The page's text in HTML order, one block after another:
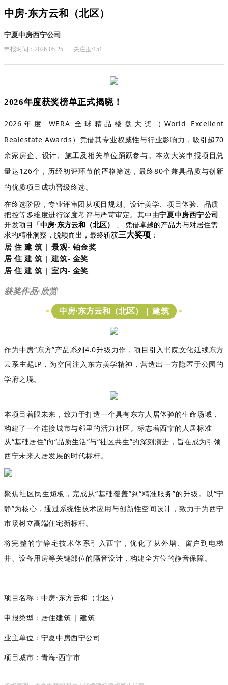
中房·东方云和（北区）
宁夏中房西宁公司
申报时间：2026-05-25 关注度:151
2026年度获奖榜单正式揭晓！
2026年度 WERA 全球精品楼盘大奖（World Excellent
Realestate Awards）凭借其专业权威性与行业影响力，吸引超70
余家房企、设计、施工及相关单位踊跃参与。本次大奖申报项目总
量达126个，历经初评环节的严格筛选，最终80个兼具品质与创新
的优质项目成功晋级终选。
在终选阶段，专业评审团从项目规划、设计美学、项目体验、品质
把控等多维度进行深度考评与严苛审定。 其中由宁夏中房西宁公司
开发项目 「中房·东方云和（北区）
」 凭借卓越的产品力与对居住需
求的精准洞察，脱颖而出，最终斩获三大奖项 ：
居 住 建 筑 | 景观- 铂金奖
居 住 建 筑 | 建筑- 金奖
居 住 建 筑 | 室内- 金奖
获奖作品·欣赏
中房·东方云和（北区） | 建筑
作为中房“东方”产品系列4.0升级力作，项目引入书院文化延续东方
云系主题IP，为空间注入东方美学精神，营造出一方隐匿于公园的
学府之境。
本项目着眼未来，致力于打造一个具有东方人居体验的生命场域，
构建了一个连接城市与邻里的活力社区。标志着西宁的人居标准
从“基础居住”向“品质生活”与“社区共生”的深刻演进，旨在成为引领
西宁未来人居发展的时代标杆。
聚焦社区民生短板，完成从“基础覆盖”到“精准服务”的升级。以“宁
静”为核心，通过系统性技术应用与创新性空间设计，致力于为西宁
市场树立高端住宅新标杆。
将完整的宁静宅技术体系引入西宁，优化了从外墙、窗户到电梯
井、设备用房等关键部位的隔音设计，构建全方位的静音保障。
项目名称： 中房·东方云和（北区）
申报类型：居住建筑 | 建筑
业主单位： 宁夏中房西宁公司
项目城市： 青海·西宁市